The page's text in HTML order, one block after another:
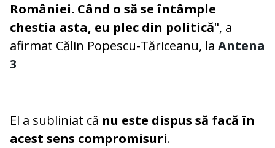
României. Când o să se întâmple
chestia asta, eu plec din politică", a
afirmat Călin Popescu-Tăriceanu, la Antena
3
El a subliniat că nu este dispus să facă în
acest sens compromisuri.